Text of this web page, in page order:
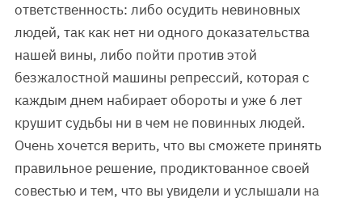
ответственность: либо осудить невиновных
людей, так как нет ни одного доказательства
нашей вины, либо пойти против этой
безжалостной машины репрессий, которая с
каждым днем набирает обороты и уже 6 лет
крушит судьбы ни в чем не повинных людей.
Очень хочется верить, что вы сможете принять
правильное решение, продиктованное своей
совестью и тем, что вы увидели и услышали на